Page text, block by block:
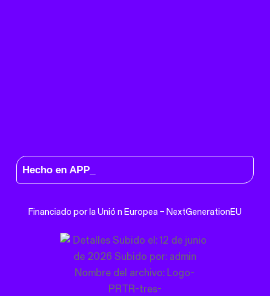
Hecho en APP_
Financiado por la Unió n Europea – NextGenerationEU